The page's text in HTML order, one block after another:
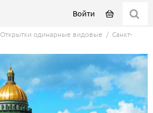
Войти
Открытки одинарные видовые / Санкт-